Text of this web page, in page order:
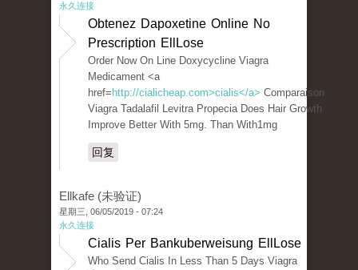
永久连接
Obtenez Dapoxetine Online No
Prescription EllLose
Order Now On Line Doxycycline Viagra
Medicament <a
href= http://cialicheap.com>cialis</a> Comparaison
Viagra Tadalafil Levitra Propecia Does Hair Growth
Improve Better With 5mg. Than With1mg
回复
Ellkafe (未验证)
星期三, 06/05/2019 - 07:24
永久连接
Cialis Per Bankuberweisung EllLose
Who Send Cialis In Less Than 5 Days Viagra